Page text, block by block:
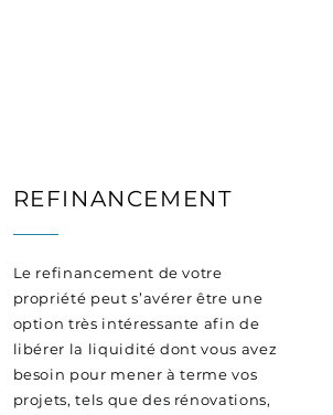
REFINANCEMENT
Le refinancement de votre
propriété peut s’avérer être une
option très intéressante afin de
libérer la liquidité dont vous avez
besoin pour mener à terme vos
projets, tels que des rénovations,